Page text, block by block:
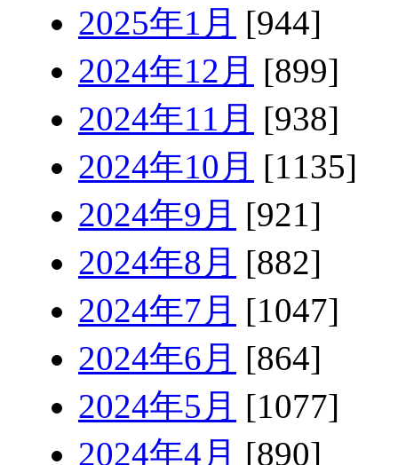
2025年1月 [944]
2024年12月 [899]
2024年11月 [938]
2024年10月 [1135]
2024年9月 [921]
2024年8月 [882]
2024年7月 [1047]
2024年6月 [864]
2024年5月 [1077]
2024年4月 [890]